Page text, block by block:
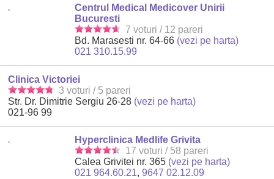
Centrul Medical Medicover Unirii
Bucuresti
7 voturi / 12 pareri
Bd. Marasesti nr. 64-66 (vezi pe harta)
021 310.15.99
Clinica Victoriei
3 voturi / 5 pareri
Str. Dr. Dimitrie Sergiu 26-28 (vezi pe harta)
021-96 99
Hyperclinica Medlife Grivita
17 voturi / 58 pareri
Calea Grivitei nr. 365 (vezi pe harta)
021 964.60.21,9647 02.12.09